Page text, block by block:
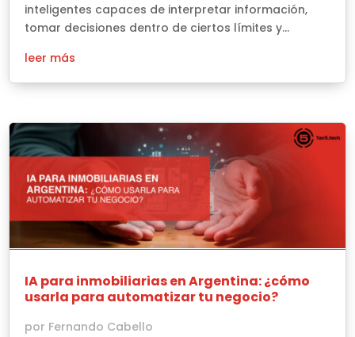
inteligentes capaces de interpretar información,
tomar decisiones dentro de ciertos límites y...
leer más
IA para inmobiliarias en Argentina: ¿cómo
usarla para automatizar tu negocio?
por Fernando Cabello